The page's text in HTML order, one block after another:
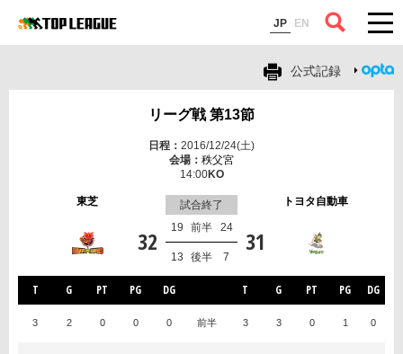
JP EN
コラム
公式記録
リーグ戦 第13節
2016/12/24(土)
秩父宮
14:00
東芝 トヨタ自動車
試合終了
32 31
前半
19 24
後半
13 7
T G PT PG DG T G PT PG DG
3 2 0 0 0 前半 3 3 0 1 0